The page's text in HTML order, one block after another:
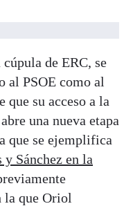
de ERC, se
al PSOE como al
que su acceso a la
una nueva etapa
que se ejemplifica
y Sánchez en la
la que Oriol